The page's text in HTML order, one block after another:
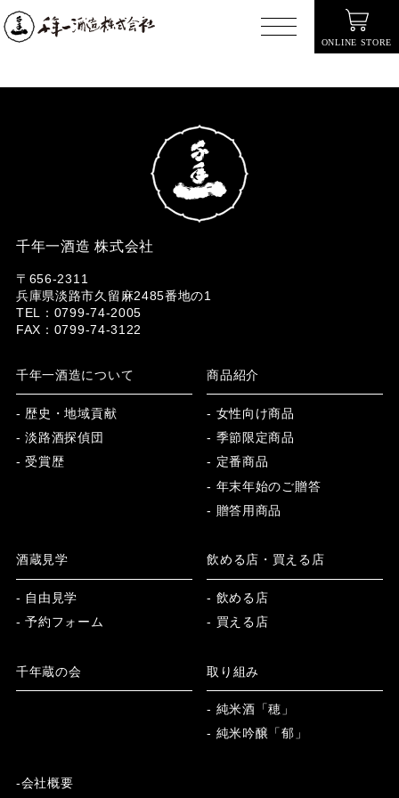
ONLINE STORE
千年一酒造 株式会社
〒656-2311
兵庫県淡路市久留麻2485番地の1
TEL：0799-74-2005
FAX：0799-74-3122
千年一酒造について
- 歴史・地域貢献
- 淡路酒探偵団
- 受賞歴
商品紹介
- 女性向け商品
- 季節限定商品
- 定番商品
- 年末年始のご贈答
- 贈答用商品
酒蔵見学
- 自由見学
- 予約フォーム
飲める店・買える店
- 飲める店
- 買える店
千年蔵の会 取り組み
- 純米酒「穂」
- 純米吟醸「郁」
-会社概要